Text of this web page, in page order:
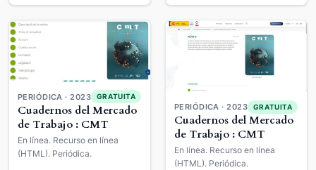
PERIÓDICA · 2023 GRATUITA
Cuadernos del Mercado
de Trabajo : CMT
En línea. Recurso en línea
(HTML). Periódica.
PERIÓDICA · 2023 GRATUITA
Cuadernos del Mercado
de Trabajo : CMT
En línea. Recurso en línea
(HTML). Periódica.